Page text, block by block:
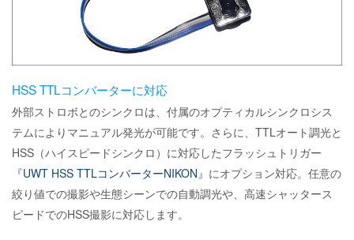
HSS TTLコンバーターに対応
外部ストロボとのシンクロは、付属のオプティカルシンクロシス
テムによりマニュアル発光が可能です。さらに、TTLオート調光と
HSS（ハイスピードシンクロ）に対応したフラッシュトリガー
『UWT HSS TTLコンバーターNIKON』 にオプション対応。任意の
絞り値での撮影や生態シーンでの自動調光や、高速シャッタース
ピードでのHSS撮影に対応します。